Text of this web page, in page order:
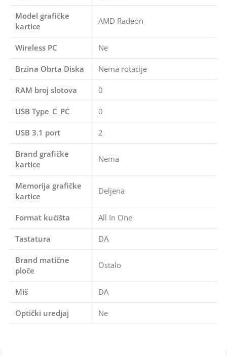
Model grafičke
kartice
AMD Radeon
Wireless PC Ne
Brzina Obrta Diska Nema rotacije
RAM broj slotova 0
USB Type_C_PC 0
USB 3.1 port 2
Brand grafičke
kartice
Nema
Memorija grafičke
kartice
Deljena
Format kućišta All In One
Tastatura DA
Brand matične
ploče
Ostalo
Miš DA
Optički uredjaj Ne